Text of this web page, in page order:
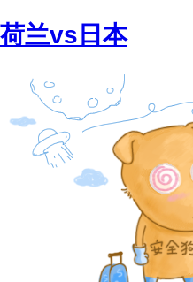
荷兰vs日本